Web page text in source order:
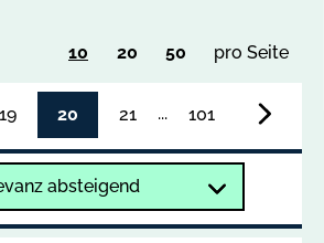
10 Ergebnisse
20 Ergebnisse
50 Ergebnisse
anzeigen
pro Seite
19 20 21 ...
101
zur